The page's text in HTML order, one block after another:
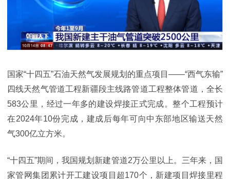
国家“十四五”石油天然气发展规划的重点项目——“西气东输”
四线天然气管道工程新疆段主线路管道工程整体管道，全长
583公里，经过一年多的建设焊接正式完成。整个工程预计
在2024年10份完成，建成后每年可向中东部地区输送天然
气300亿立方米。
“十四五”期间，我国规划新建管道2万公里以上。三年来，国
家管网集团累计开工建设项目超170个，新建项目焊接里程